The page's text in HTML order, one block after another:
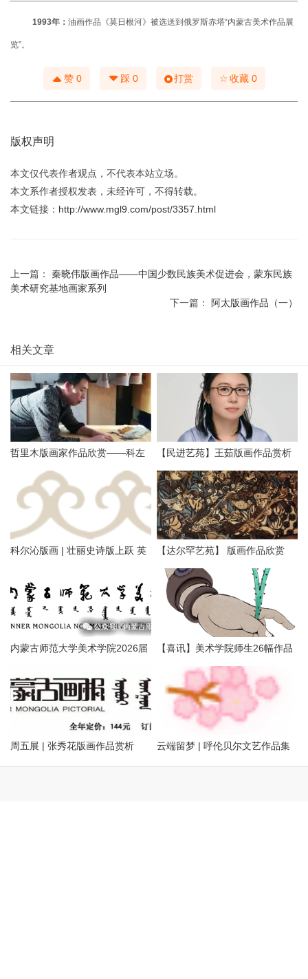
1993年： 油画作品《莫日根河》被选送到俄罗斯赤塔“内蒙古美术作品展
览”。
赞 0 踩 0 打赏 ☆收藏 0
版权声明
本文仅代表作者观点，不代表本站立场。
本文系作者授权发表，未经许可，不得转载。
本文链接： http://www.mgl9.com/post/3357.html
上一篇： 秦晓伟版画作品——中国少数民族美术促进会，蒙东民族
美术研究基地画家系列
下一篇：
阿太版画作品（一）
相关文章
哲里木版画家作品欣赏——科左
中旗版画家李忠斌作品赏析
【民进艺苑】王茹版画作品赏析
科尔沁版画 | 壮丽史诗版上跃 英
【达尔罕艺苑】 版画作品欣赏
内蒙古师范大学美术学院2026届
（版画方向）
【喜讯】美术学院师生26幅作品
入选第二届内蒙古自治区小版画
暨藏书票展
周五展 | 张秀花版画作品赏析
云端留梦 | 呼伦贝尔文艺作品集
萃——姜识民版画选登